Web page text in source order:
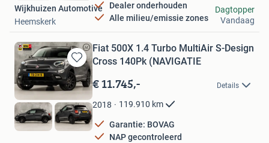
Dealer onderhouden
Alle milieu/emissie zones
Wijkhuizen Automotive
Heemskerk
Dagtopper
Vandaag
Bewaren
in
Mijn
Favorieten
Fiat 500X 1.4 Turbo MultiAir S-Design
Cross 140Pk (NAVIGATIE
€ 11.745,- Details
2018 119.910 km
Garantie: BOVAG
NAP gecontroleerd